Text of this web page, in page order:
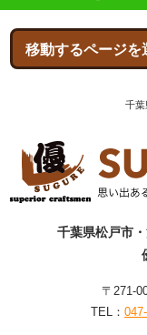
千葉
千葉県松戸市
〒271-
TEL：